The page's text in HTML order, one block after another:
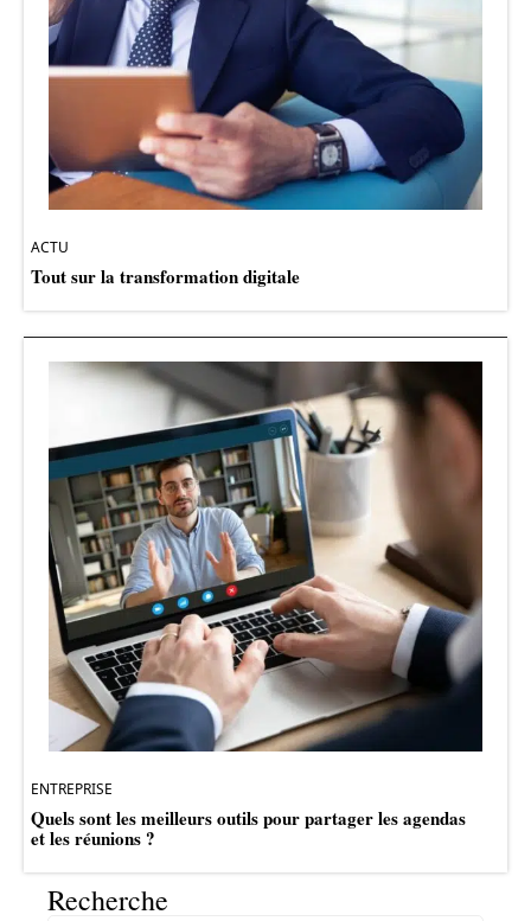
ACTU
Tout sur la transformation digitale
ENTREPRISE
Quels sont les meilleurs outils pour partager les agendas
et les réunions ?
Recherche